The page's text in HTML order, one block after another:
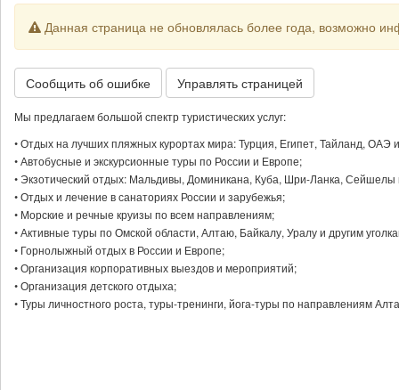
Данная страница не обновлялась более года, возможно
Сообщить об ошибке Управлять страницей
Мы предлагаем большой спектр туристических услуг:
• Отдых на лучших пляжных курортах мира: Турция, Египет, Тайланд, ОАЭ
• Автобусные и экскурсионные туры по России и Европе;
• Экзотический отдых: Мальдивы, Доминикана, Куба, Шри-Ланка, Сейшелы
• Отдых и лечение в санаториях России и зарубежья;
• Морские и речные круизы по всем направлениям;
• Активные туры по Омской области, Алтаю, Байкалу, Уралу и другим
• Горнолыжный отдых в России и Европе;
• Организация корпоративных выездов и мероприятий;
• Организация детского отдыха;
• Туры личностного роста, туры-тренинги, йога-туры по направлениям